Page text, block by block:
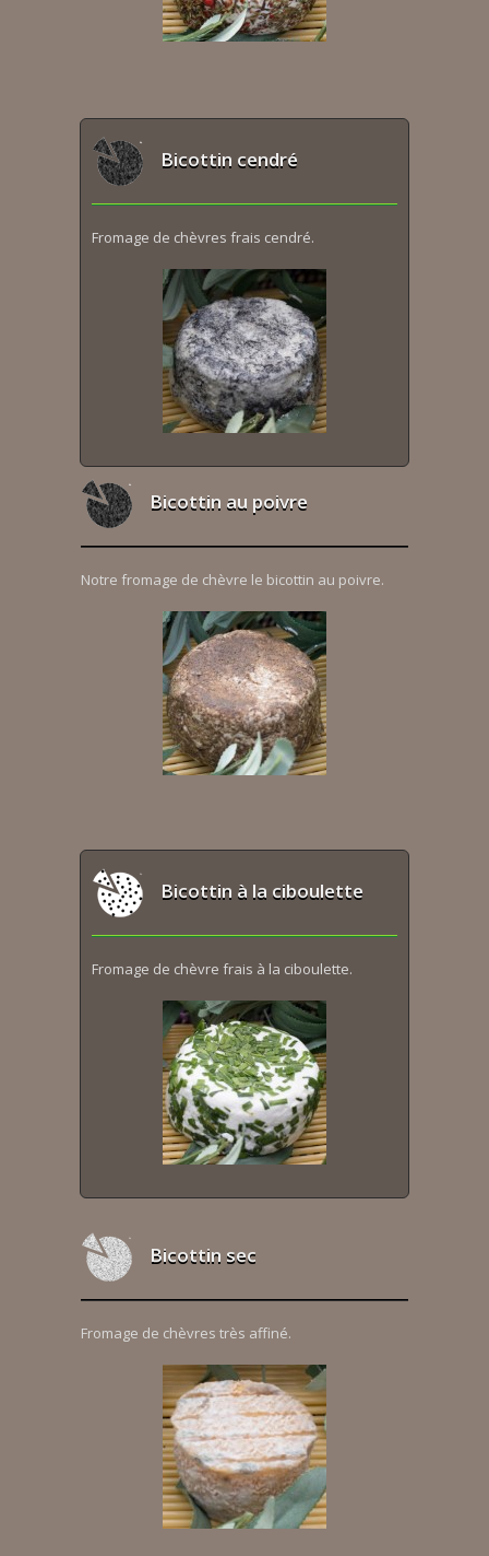
Bicottin cendré
Fromage de chèvres frais cendré.
Bicottin au poivre
Notre fromage de chèvre le bicottin au poivre.
Bicottin à la ciboulette
Fromage de chèvre frais à la ciboulette.
Bicottin sec
Fromage de chèvres très affiné.